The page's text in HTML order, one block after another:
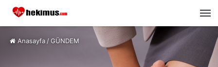
Anasayfa /GÜNDEM